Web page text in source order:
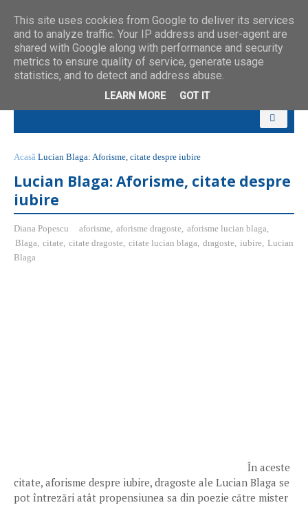
Acasă Lucian Blaga: Aforisme, citate despre iubire
Lucian Blaga: Aforisme, citate despre
iubire
Diana Popescu aforisme, aforisme dragoste, aforisme lucian blaga,
Blaga, citate, citate dragoste, citate lucian blaga, dragoste, iubire, Lucian
Blaga
În aceste
citate, aforisme despre iubire, dragoste ale Lucian Blaga se
pot întrezări atât propensiunea sa din poezie către mister
This site uses cookies from Google to deliver its services
and to analyze traffic. Your IP address and user-agent are
shared with Google along with performance and security
metrics to ensure quality of service, generate usage
statistics, and to detect and address abuse.
LEARN MORE GOT IT